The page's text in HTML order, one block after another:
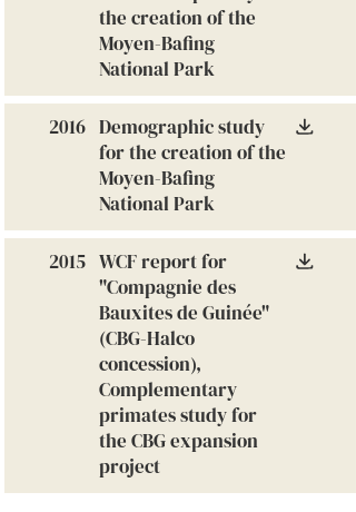
the creation of the
Moyen-Bafing
National Park
2016 Demographic study
for the creation of the
Moyen-Bafing
National Park
2015 WCF report for
"Compagnie des
Bauxites de Guinée"
(CBG-Halco
concession),
Complementary
primates study for
the CBG expansion
project